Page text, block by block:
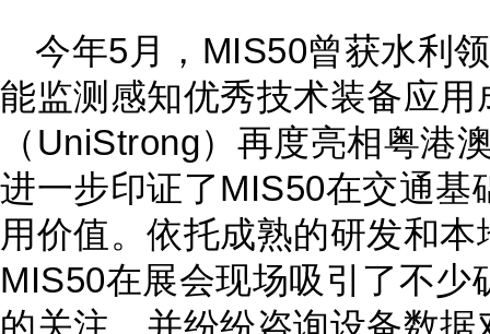
今年5月，MIS50曾获水利
能监测感知优秀技术装备应用
（UniStrong）再度亮相粤港
进一步印证了MIS50在交通基
用价值。依托成熟的研发和
MIS50在展会现场吸引了不
的关注，并纷纷咨询设备数